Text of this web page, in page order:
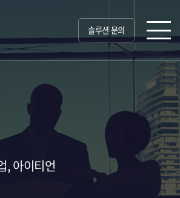
솔루션 문의
, 아이티언